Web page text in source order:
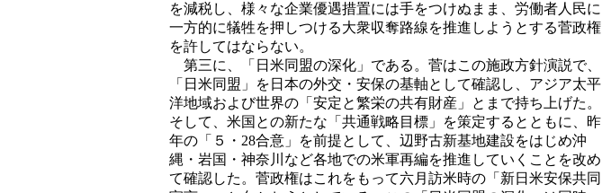
を減税し、様々な企業優遇措置には手をつけぬまま、労働者人民に
一方的に犠牲を押しつける大衆収奪路線を推進しようとする菅政権
を許してはならない。
第三に、「日米同盟の深化」である。菅はこの施政方針演説で、
「日米同盟」を日本の外交・安保の基軸として確認し、アジア太平
洋地域および世界の「安定と繁栄の共有財産」とまで持ち上げた。
そして、米国との新たな「共通戦略目標」を策定するとともに、昨
年の「５・28合意」を前提として、辺野古新基地建設をはじめ沖
縄・岩国・神奈川など各地での米軍再編を推進していくことを改め
て確認した。菅政権はこれをもって六月訪米時の「新日米安保共同